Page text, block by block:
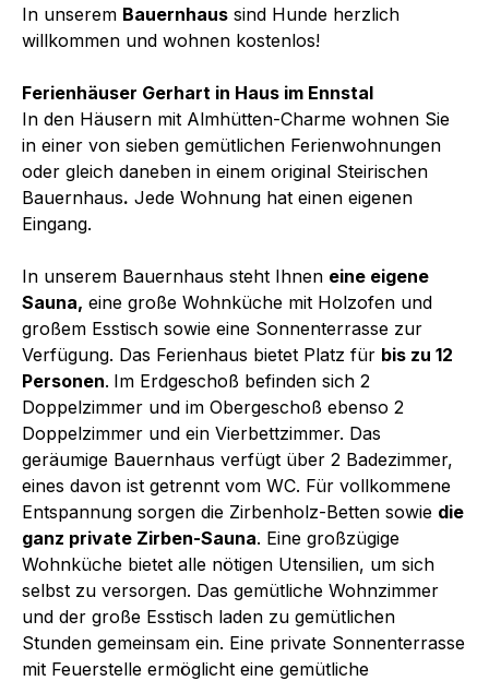
In unserem Bauernhaus sind Hunde herzlich
willkommen und wohnen kostenlos!
Ferienhäuser Gerhart in Haus im Ennstal
In den Häusern mit Almhütten-Charme wohnen Sie
in einer von sieben gemütlichen Ferienwohnungen
oder gleich daneben in einem original Steirischen
Bauernhaus. Jede Wohnung hat einen eigenen
Eingang.
In unserem Bauernhaus steht Ihnen eine eigene
Sauna, eine große Wohnküche mit Holzofen und
großem Esstisch sowie eine Sonnenterrasse zur
Verfügung. Das Ferienhaus bietet Platz für bis zu 12
Personen. Im Erdgeschoß befinden sich 2
Doppelzimmer und im Obergeschoß ebenso 2
Doppelzimmer und ein Vierbettzimmer. Das
geräumige Bauernhaus verfügt über 2 Badezimmer,
eines davon ist getrennt vom WC. Für vollkommene
Entspannung sorgen die Zirbenholz-Betten sowie die
ganz private Zirben-Sauna. Eine großzügige
Wohnküche bietet alle nötigen Utensilien, um sich
selbst zu versorgen. Das gemütliche Wohnzimmer
und der große Esstisch laden zu gemütlichen
Stunden gemeinsam ein. Eine private Sonnenterrasse
mit Feuerstelle ermöglicht eine gemütliche